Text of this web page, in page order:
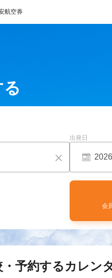
航空券
出発日
会
予約するカレン